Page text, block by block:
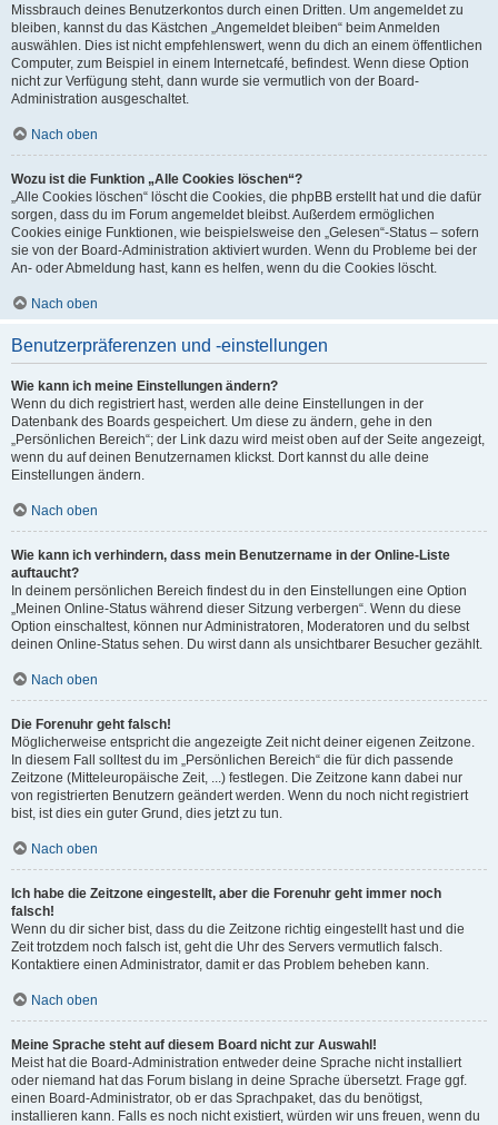
Missbrauch deines Benutzerkontos durch einen Dritten. Um angemeldet zu
bleiben, kannst du das Kästchen „Angemeldet bleiben“ beim Anmelden
auswählen. Dies ist nicht empfehlenswert, wenn du dich an einem öffentlichen
Computer, zum Beispiel in einem Internetcafé, befindest. Wenn diese Option
nicht zur Verfügung steht, dann wurde sie vermutlich von der Board-
Administration ausgeschaltet.
Nach oben
Wozu ist die Funktion „Alle Cookies löschen“?
„Alle Cookies löschen“ löscht die Cookies, die phpBB erstellt hat und die dafür
sorgen, dass du im Forum angemeldet bleibst. Außerdem ermöglichen
Cookies einige Funktionen, wie beispielsweise den „Gelesen“-Status – sofern
sie von der Board-Administration aktiviert wurden. Wenn du Probleme bei der
An- oder Abmeldung hast, kann es helfen, wenn du die Cookies löscht.
Nach oben
Benutzerpräferenzen und -einstellungen
Wie kann ich meine Einstellungen ändern?
Wenn du dich registriert hast, werden alle deine Einstellungen in der
Datenbank des Boards gespeichert. Um diese zu ändern, gehe in den
„Persönlichen Bereich“; der Link dazu wird meist oben auf der Seite angezeigt,
wenn du auf deinen Benutzernamen klickst. Dort kannst du alle deine
Einstellungen ändern.
Nach oben
Wie kann ich verhindern, dass mein Benutzername in der Online-Liste
auftaucht?
In deinem persönlichen Bereich findest du in den Einstellungen eine Option
„Meinen Online-Status während dieser Sitzung verbergen“. Wenn du diese
Option einschaltest, können nur Administratoren, Moderatoren und du selbst
deinen Online-Status sehen. Du wirst dann als unsichtbarer Besucher gezählt.
Nach oben
Die Forenuhr geht falsch!
Möglicherweise entspricht die angezeigte Zeit nicht deiner eigenen Zeitzone.
In diesem Fall solltest du im „Persönlichen Bereich“ die für dich passende
Zeitzone (Mitteleuropäische Zeit, ...) festlegen. Die Zeitzone kann dabei nur
von registrierten Benutzern geändert werden. Wenn du noch nicht registriert
bist, ist dies ein guter Grund, dies jetzt zu tun.
Nach oben
Ich habe die Zeitzone eingestellt, aber die Forenuhr geht immer noch
falsch!
Wenn du dir sicher bist, dass du die Zeitzone richtig eingestellt hast und die
Zeit trotzdem noch falsch ist, geht die Uhr des Servers vermutlich falsch.
Kontaktiere einen Administrator, damit er das Problem beheben kann.
Nach oben
Meine Sprache steht auf diesem Board nicht zur Auswahl!
Meist hat die Board-Administration entweder deine Sprache nicht installiert
oder niemand hat das Forum bislang in deine Sprache übersetzt. Frage ggf.
einen Board-Administrator, ob er das Sprachpaket, das du benötigst,
installieren kann. Falls es noch nicht existiert, würden wir uns freuen, wenn du